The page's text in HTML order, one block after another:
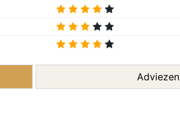
Adviezen